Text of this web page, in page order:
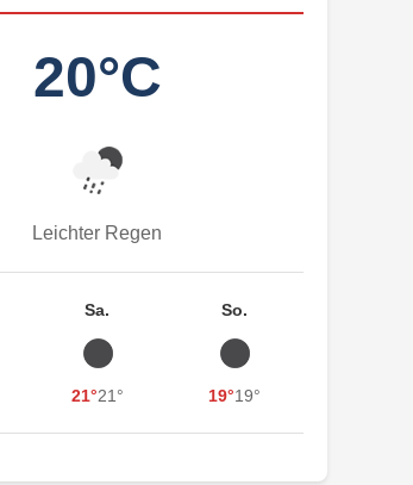
20°C
Leichter Regen
Sa.
21°21°
So.
19°19°